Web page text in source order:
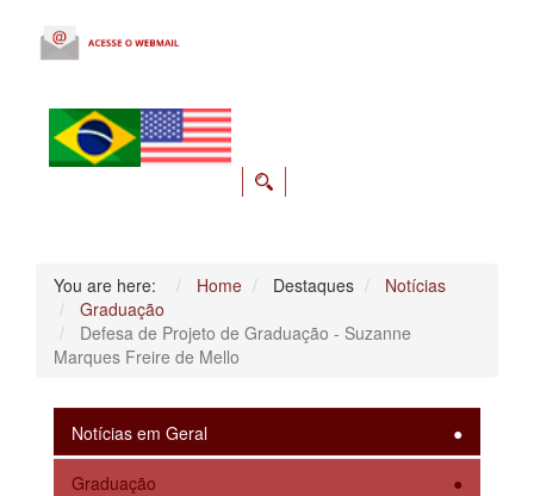
You are here: Home Destaques
Notícias
Graduação
Defesa de Projeto de Graduação - Suzanne
Marques Freire de Mello
Notícias em Geral
Graduação